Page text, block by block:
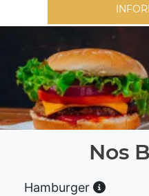
Nos
Hamburger